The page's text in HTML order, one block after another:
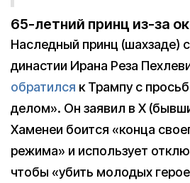
65-летний принц из-за
Наследный принц (шахзаде)
династии Ирана Реза
обратился к Трампу с
делом». Он заявил в X
Хаменеи боится «конца
режима» и использует
чтобы «убить молодых